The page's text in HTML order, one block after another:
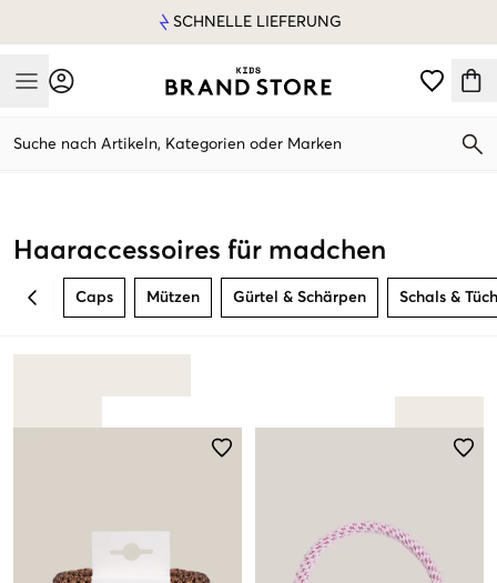
SCHNELLE LIEFERUNG
Mobile Menu
Suche nach Artikeln, Kategorien oder Marken
Haaraccessoires für madchen
BACK Caps Mützen Gürtel & Schärpen Schals &